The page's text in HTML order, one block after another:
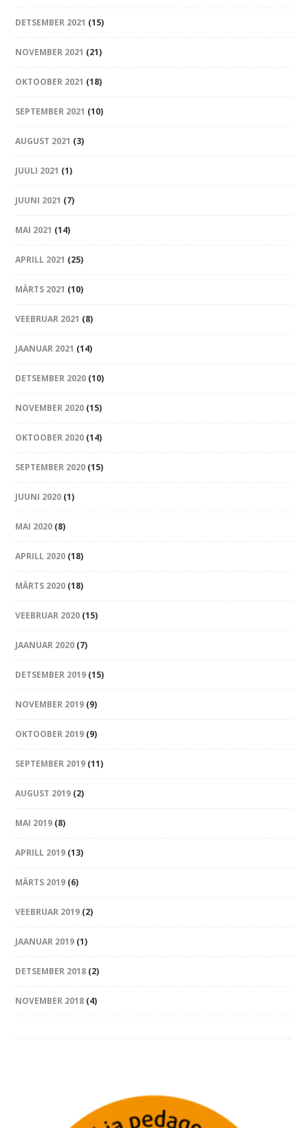
DETSEMBER 2021 (15)
NOVEMBER 2021 (21)
OKTOOBER 2021 (18)
SEPTEMBER 2021 (10)
AUGUST 2021 (3)
JUULI 2021 (1)
JUUNI 2021 (7)
MAI 2021 (14)
APRILL 2021 (25)
MÄRTS 2021 (10)
VEEBRUAR 2021 (8)
JAANUAR 2021 (14)
DETSEMBER 2020 (10)
NOVEMBER 2020 (15)
OKTOOBER 2020 (14)
SEPTEMBER 2020 (15)
JUUNI 2020 (1)
MAI 2020 (8)
APRILL 2020 (18)
MÄRTS 2020 (18)
VEEBRUAR 2020 (15)
JAANUAR 2020 (7)
DETSEMBER 2019 (15)
NOVEMBER 2019 (9)
OKTOOBER 2019 (9)
SEPTEMBER 2019 (11)
AUGUST 2019 (2)
MAI 2019 (8)
APRILL 2019 (13)
MÄRTS 2019 (6)
VEEBRUAR 2019 (2)
JAANUAR 2019 (1)
DETSEMBER 2018 (2)
NOVEMBER 2018 (4)